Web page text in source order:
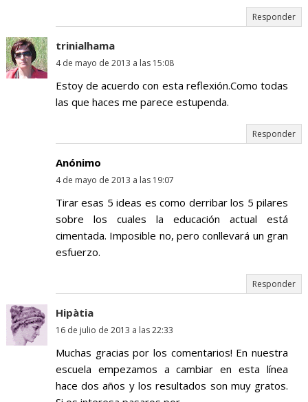
Responder
trinialhama
4 de mayo de 2013 a las 15:08
Estoy de acuerdo con esta reflexión.Como todas
las que haces me parece estupenda.
Responder
Anónimo
4 de mayo de 2013 a las 19:07
Tirar esas 5 ideas es como derribar los 5 pilares
sobre los cuales la educación actual está
cimentada. Imposible no, pero conllevará un gran
esfuerzo.
Responder
Hipàtia
16 de julio de 2013 a las 22:33
Muchas gracias por los comentarios! En nuestra
escuela empezamos a cambiar en esta línea
hace dos años y los resultados son muy gratos.